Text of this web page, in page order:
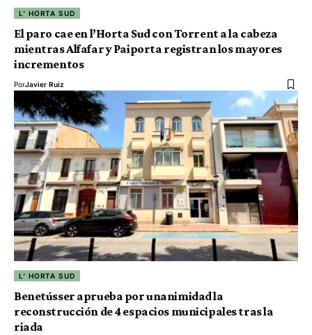
L' HORTA SUD
El paro cae en l’Horta Sud con Torrent a la cabeza
mientras Alfafar y Paiporta registran los mayores
incrementos
PorJavier Ruiz
L' HORTA SUD
Benetússer aprueba por unanimidad la
reconstrucción de 4 espacios municipales tras la
riada